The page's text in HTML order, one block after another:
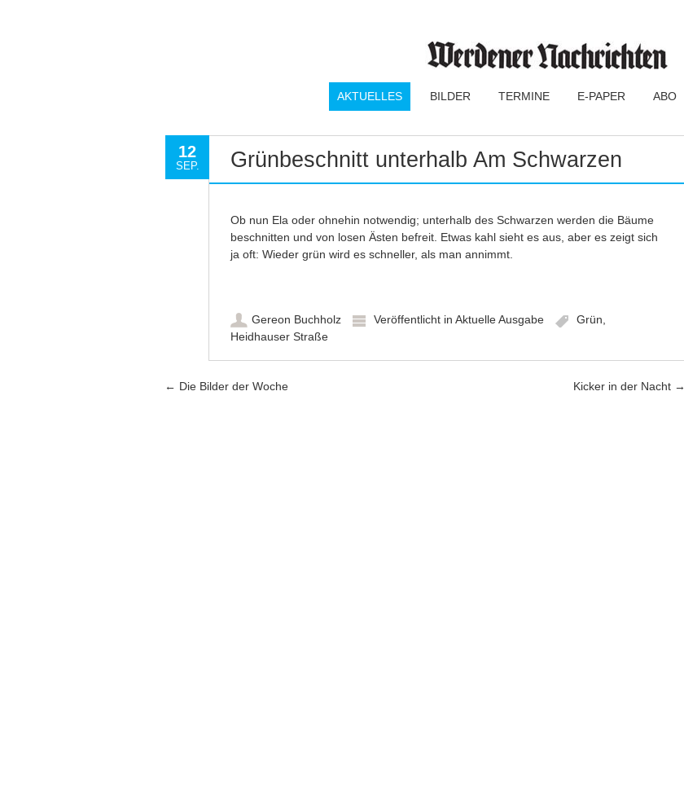
AKTUELLES BILDER TERMINE E-PAPER ABO
12
SEP. Grünbeschnitt unterhalb Am Schwarzen
Ob nun Ela oder ohnehin notwendig; unterhalb des Schwarzen werden die Bäume
beschnitten und von losen Ästen befreit. Etwas kahl sieht es aus, aber es zeigt sich
ja oft: Wieder grün wird es schneller, als man annimmt.
Gereon Buchholz Veröffentlicht in Aktuelle Ausgabe Grün
Heidhauser Straße
Artikel-Navigation
← Die Bilder der Woche Kicker in der Nacht →